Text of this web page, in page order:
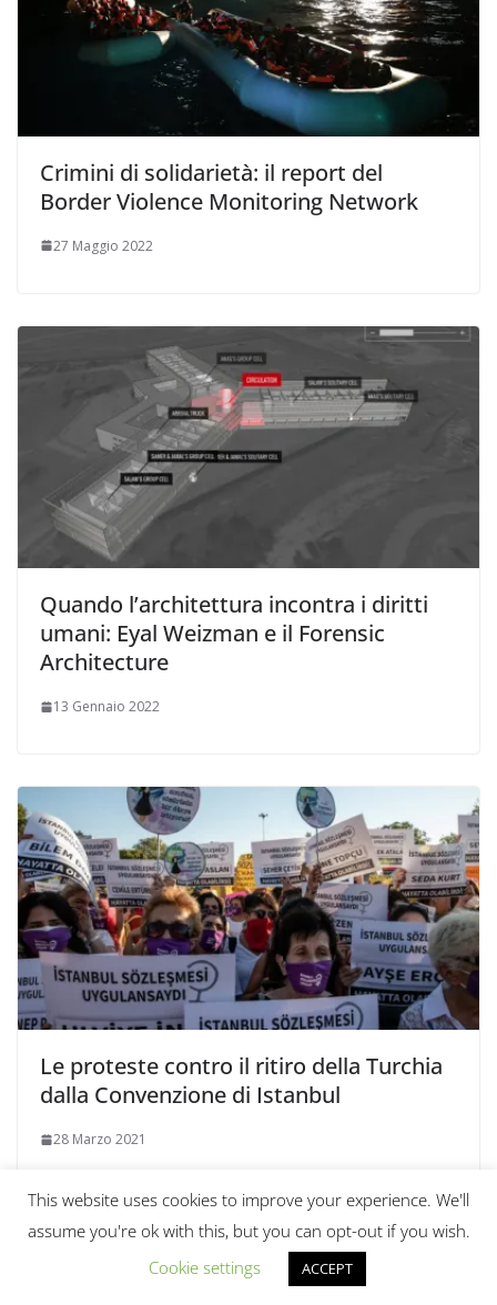
Crimini di solidarietà: il report del
Border Violence Monitoring Network
27 Maggio 2022
Quando l’architettura incontra i diritti
umani: Eyal Weizman e il Forensic
Architecture
13 Gennaio 2022
Le proteste contro il ritiro della Turchia
dalla Convenzione di Istanbul
28 Marzo 2021
Scienza & Pace Magazine. Tutti i diritti
This website uses cookies to improve your experience. We'll
assume you're ok with this, but you can opt-out if you wish.
Cookie settings
ACCEPT